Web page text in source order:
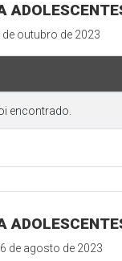
de outubro de 2023
encontrado.
de agosto de 2023